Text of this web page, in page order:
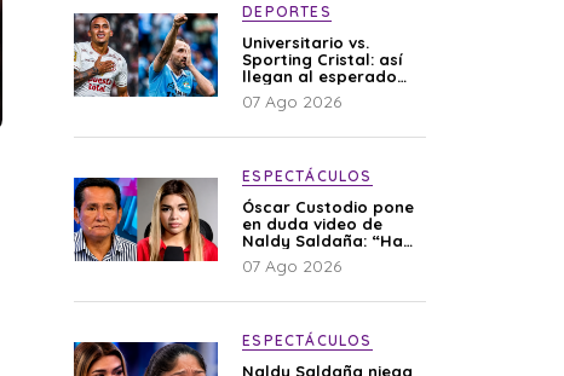
DEPORTES
Universitario vs.
Sporting Cristal: así
llegan al esperado
duelo
07 Ago 2026
ESPECTÁCULOS
Óscar Custodio pone
en duda video de
Naldy Saldaña: “Hay
cosas que de repente
se han editado”
07 Ago 2026
ESPECTÁCULOS
Naldy Saldaña niega